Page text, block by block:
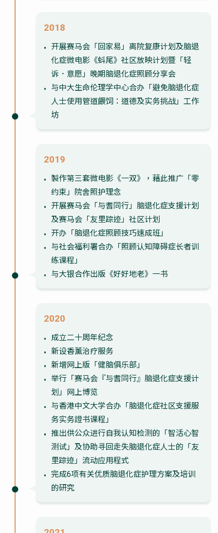
2018
开展赛马会「回家易」离院复康计划及脑退
化症微电影《蚪尾》社区放映计划暨「轻
诉．意愿」晚期脑退化症照顾分享会
与中大生命伦理学中心合办「避免脑退化症
人士使用管道餵饲：道德及实务挑战」工作
坊
2019
製作第三套微电影《一双》，藉此推广「零
约束」院舍照护理念
开展赛马会「与耆同行」脑退化症支援计划
及赛马会「友里踪迹」社区计划
开办「脑退化症照顾技巧速成班」
与社会福利署合办「照顾认知障碍症长者训
练课程」
与大银合作出版《好好地老》一书
2020
成立二十周年纪念
新设香薰治疗服务
新增网上版「健脑俱乐部」
举行「赛马会『与耆同行』脑退化症支援计
划」网上博览
与香港中文大学合办「脑退化症社区支援服
务实务證书课程」
推出供公众进行自我认知检测的「智活心智
测试」及协助寻回走失脑退化症人士的「友
里踪迹」流动应用程式
完成6项有关优质脑退化症护理方案及培训
的研究